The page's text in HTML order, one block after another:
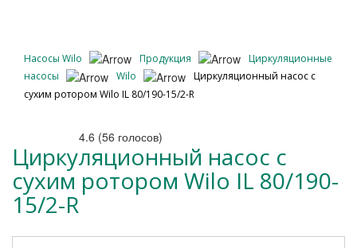
Насосы Wilo Продукция
Циркуляционные
насосы
Wilo
Циркуляционный насос с
сухим ротором Wilo IL 80/190-15/2-R
4.6 (56 голосов)
Циркуляционный насос с
сухим ротором Wilo IL 80/190-
15/2-R